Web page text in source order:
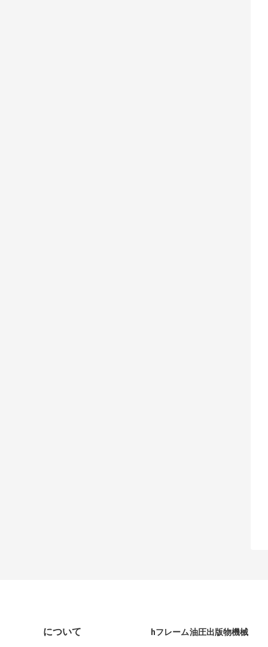
について hフレーム油圧出版物機械